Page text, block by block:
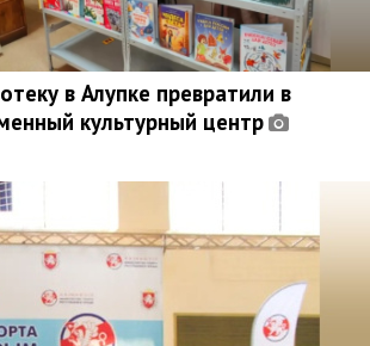
в Алупке превратили в
культурный центр